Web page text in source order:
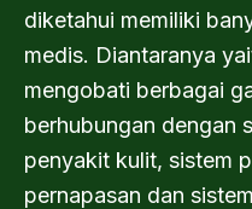
diketahui memiliki
medis. Diantaranya
mengobati berbagai
berhubungan dengan
penyakit kulit, sistem
pernapasan dan